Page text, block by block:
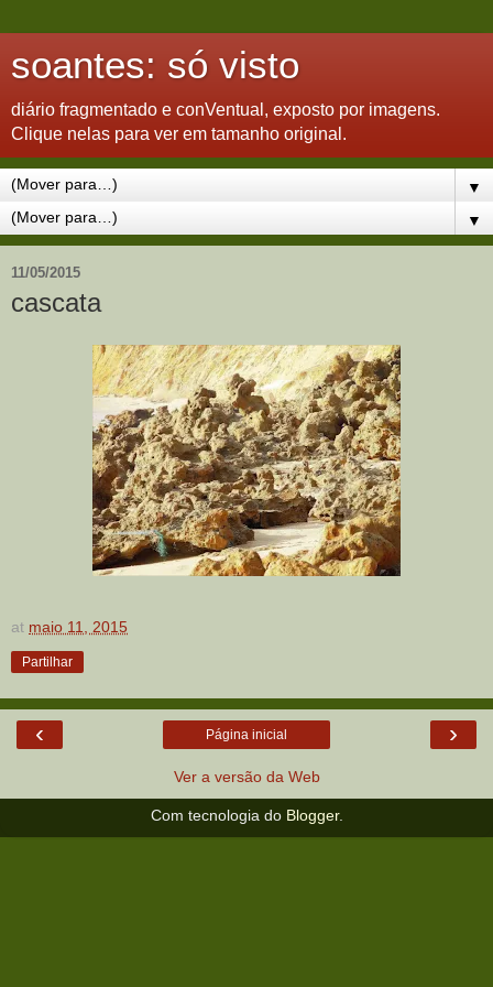
soantes: só visto
diário fragmentado e conVentual, exposto por imagens.
Clique nelas para ver em tamanho original.
▼
▼
11/05/2015
cascata
at maio 11, 2015
Partilhar
‹ ›
Página inicial
Ver a versão da Web
Com tecnologia do Blogger.